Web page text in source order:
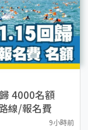
4000名額
線/報名費
9小時前